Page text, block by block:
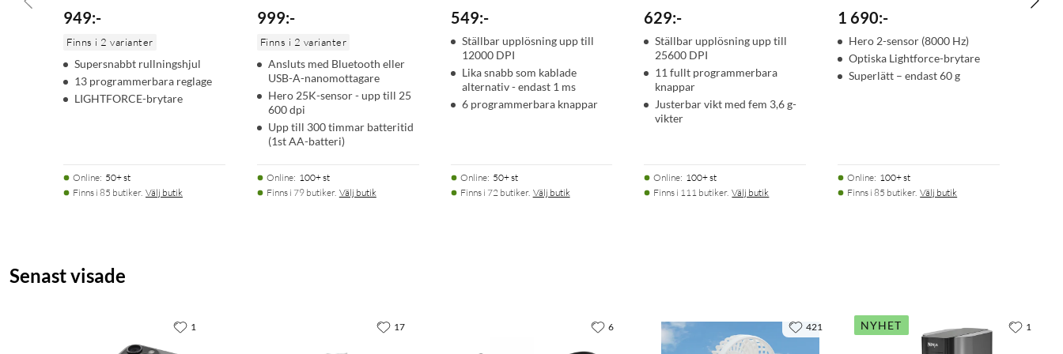
949:-
Finns i 2 varianter
Supersnabbt rullningshjul
13 programmerbara reglage
LIGHTFORCE-brytare
Online: 50+ st
Finns i 85 butiker. Välj butik
999:-
Finns i 2 varianter
Ansluts med Bluetooth eller
USB-A-nanomottagare
Hero 25K-sensor - upp till 25
600 dpi
Upp till 300 timmar batteritid
(1st AA-batteri)
Online: 100+ st
Finns i 79 butiker. Välj butik
549:-
Ställbar upplösning upp till
12000 DPI
Lika snabb som kablade
alternativ - endast 1 ms
6 programmerbara knappar
Online: 50+ st
Finns i 72 butiker. Välj butik
629:-
Ställbar upplösning upp till
25600 DPI
11 fullt programmerbara
knappar
Justerbar vikt med fem 3,6 g-
vikter
Online: 100+ st
Finns i 111 butiker. Välj butik
1 690:-
Hero 2-sensor (8000 Hz)
Optiska Lightforce-brytare
Superlätt – endast 60 g
Online: 100+ st
Finns i 85 butiker. Välj butik
Senast visade
1 17 6 421 NYHET 1